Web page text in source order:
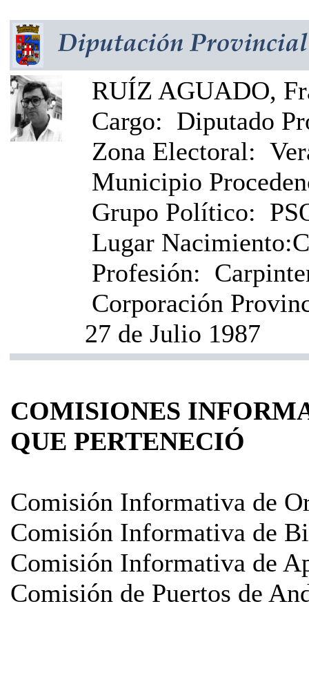
RUÍZ AGUADO,
Cargo: Diputado
Zona Electoral:
Municipio
Grupo Político:
Lugar Nacimiento:
Profesión:
Corporación
27 de Julio 1987
COMISIONES
QUE PERTENECIÓ
Comisión Informativa de
Comisión Informativa de
Comisión Informativa de
Comisión de Puertos de